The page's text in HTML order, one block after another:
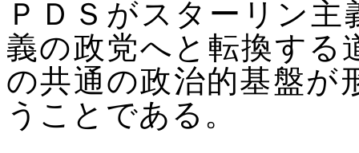
ＰＤＳがスターリン
義の政党へと転換する
の共通の政治的基盤が
うことである。